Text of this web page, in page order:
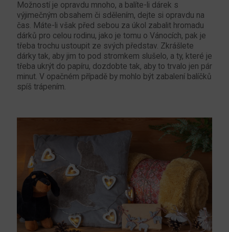
Možností je opravdu mnoho, a balíte-li dárek s
výjimečným obsahem či sdělením, dejte si opravdu na
čas. Máte-li však před sebou za úkol zabalit hromadu
dárků pro celou rodinu, jako je tomu o Vánocích, pak je
třeba trochu ustoupit ze svých představ. Zkrášlete
dárky tak, aby jim to pod stromkem slušelo, a ty, které je
třeba ukrýt do papíru, dozdobte tak, aby to trvalo jen pár
minut. V opačném případě by mohlo být zabalení balíčků
spíš trápením.